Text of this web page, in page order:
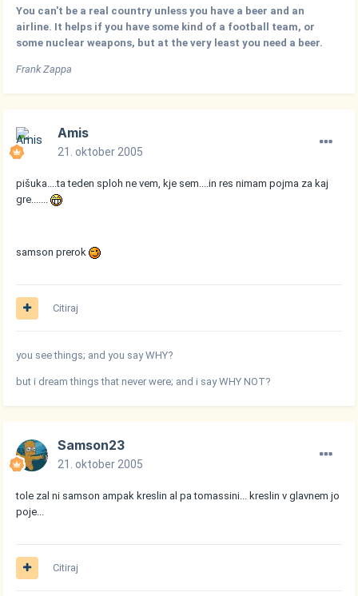
You can't be a real country unless you have a beer and an
airline. It helps if you have some kind of a football team, or
some nuclear weapons, but at the very least you need a beer.
Frank Zappa
Amis
21. oktober 2005
pišuka....ta teden sploh ne vem, kje sem....in res nimam pojma za kaj
gre.......
samson prerok
Citiraj
you see things; and you say WHY?
but i dream things that never were; and i say WHY NOT?
Samson23
21. oktober 2005
tole zal ni samson ampak kreslin al pa tomassini... kreslin v glavnem jo
poje...
Citiraj